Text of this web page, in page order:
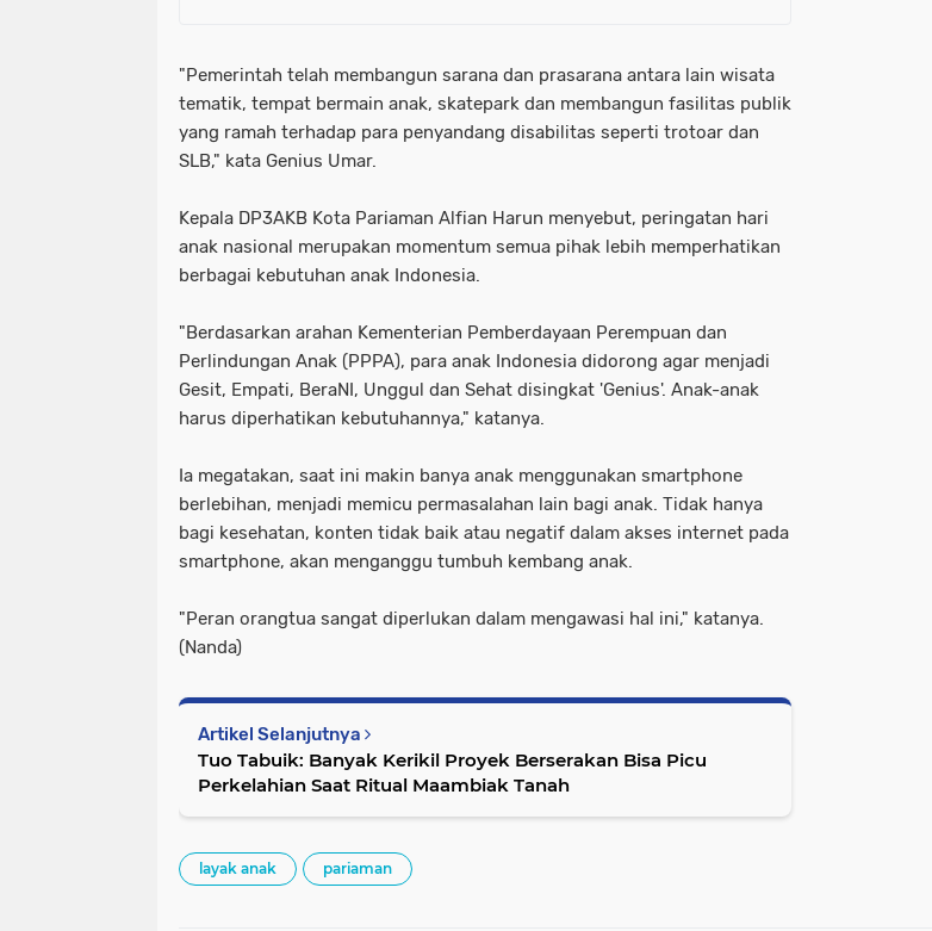
"Pemerintah telah membangun sarana dan prasarana antara lain wisata
tematik, tempat bermain anak, skatepark dan membangun fasilitas publik
yang ramah terhadap para penyandang disabilitas seperti trotoar dan
SLB," kata Genius Umar.
Kepala DP3AKB Kota Pariaman Alfian Harun menyebut, peringatan hari
anak nasional merupakan momentum semua pihak lebih memperhatikan
berbagai kebutuhan anak Indonesia.
"Berdasarkan arahan Kementerian Pemberdayaan Perempuan dan
Perlindungan Anak (PPPA), para anak Indonesia didorong agar menjadi
Gesit, Empati, BeraNI, Unggul dan Sehat disingkat 'Genius'. Anak-anak
harus diperhatikan kebutuhannya," katanya.
Ia megatakan, saat ini makin banya anak menggunakan smartphone
berlebihan, menjadi memicu permasalahan lain bagi anak. Tidak hanya
bagi kesehatan, konten tidak baik atau negatif dalam akses internet pada
smartphone, akan menganggu tumbuh kembang anak.
"Peran orangtua sangat diperlukan dalam mengawasi hal ini," katanya.
(Nanda)
Artikel Selanjutnya
Tuo Tabuik: Banyak Kerikil Proyek Berserakan Bisa Picu
Perkelahian Saat Ritual Maambiak Tanah
layak anak pariaman